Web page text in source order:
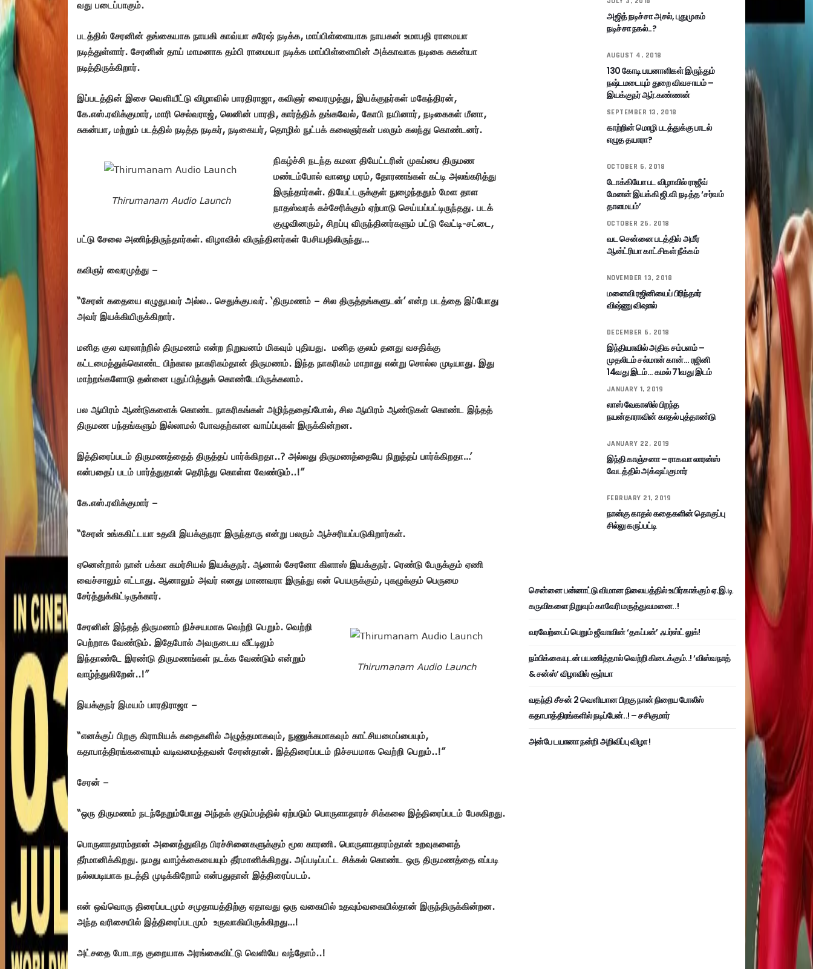
வது படைப்பாகும்.
படத்தில் சேரனின் தங்கையாக நாயகி காவ்யா சுரேஷ் நடிக்க, மாப்பிள்ளையாக நாயகன் உமாபதி ராமையா
நடித்துள்ளார். சேரனின் தாய் மாமனாக தம்பி ராமையா நடிக்க மாப்பிள்ளையின் அக்காவாக நடிகை சுகன்யா
நடித்திருக்கிறார்.
இப்படத்தின் இசை வெளியீட்டு விழாவில் பாரதிராஜா, கவிஞர் வைரமுத்து, இயக்குநர்கள் மகேந்திரன்,
கே.எஸ்.ரவிக்குமார், மாரி செல்வராஜ், லெனின் பாரதி, கார்த்திக் தங்கவேல், கோபி நயினார், நடிகைகள் மீனா,
சுகன்யா, மற்றும் படத்தில் நடித்த நடிகர், நடிகையர், தொழில் நுட்பக் கலைஞர்கள் பலரும் கலந்து கொண்டனர்.
Thirumanam Audio Launch
நிகழ்ச்சி நடந்த கமலா தியேட்டரின் முகப்பை திருமண
மண்டம்போல் வாழை மரம், தோரணங்கள் கட்டி அலங்கரித்து
இருந்தார்கள். தியேட்டருக்குள் நுழைந்ததும் மேள தாள
நாதஸ்வரக் கச்சேரிக்கும் ஏற்பாடு செய்யப்பட்டிருந்தது. படக்
குழுவினரும், சிறப்பு விருந்தினர்களும் பட்டு வேட்டி-சட்டை,
பட்டு சேலை அணிந்திருந்தார்கள். விழாவில் விருந்தினர்கள் பேசியதிலிருந்து…
கவிஞர் வைரமுத்து –
“சேரன் கதையை எழுதுபவர் அல்ல.. செதுக்குபவர். ‘திருமணம் – சில திருத்தங்களுடன்’ என்ற படத்தை இப்போது
அவர் இயக்கியிருக்கிறார்.
மனித குல வரலாற்றில் திருமணம் என்ற நிறுவனம் மிகவும் புதியது. மனித குலம் தனது வசதிக்கு
கட்டமைத்துக்கொண்ட பிற்கால நாகரிகம்தான் திருமணம். இந்த நாகரிகம் மாறாது என்று சொல்ல முடியாது. இது
மாற்றங்களோடு தன்னை புதுப்பித்துக் கொண்டேயிருக்கலாம்.
பல ஆயிரம் ஆண்டுகளைக் கொண்ட நாகரிகங்கள் அழிந்ததைப்போல், சில ஆயிரம் ஆண்டுகள் கொண்ட இந்தத்
திருமண பந்தங்களும் இல்லாமல் போவதற்கான வாய்ப்புகள் இருக்கின்றன.
இத்திரைப்படம் திருமணத்தைத் திருத்தப் பார்க்கிறதா..? அல்லது திருமணத்தையே நிறுத்தப் பார்க்கிறதா…’
என்பதைப் படம் பார்த்துதான் தெரிந்து கொள்ள வேண்டும்..!”
கே.எஸ்.ரவிக்குமார் –
“சேரன் உங்ககிட்டயா உதவி இயக்குநரா இருந்தாரு என்று பலரும் ஆச்சரியப்படுகிறார்கள்.
ஏனென்றால் நான் பக்கா கமர்சியல் இயக்குநர். ஆனால் சேரனோ கிளாஸ் இயக்குநர். ரெண்டு பேருக்கும் ஏணி
வைச்சாலும் எட்டாது. ஆனாலும் அவர் எனது மாணவரா இருந்து என் பெயருக்கும், புகழுக்கும் பெருமை
சேர்த்துக்கிட்டிருக்கார்.
Thirumanam Audio Launch
சேரனின் இந்தத் திருமணம் நிச்சயமாக வெற்றி பெறும். வெற்றி
பெற்றாக வேண்டும். இதேபோல் அவருடைய வீட்டிலும்
இந்தாண்டே இரண்டு திருமணங்கள் நடக்க வேண்டும் என்றும்
வாழ்த்துகிறேன்..!”
இயக்குநர் இமயம் பாரதிராஜா –
“எனக்குப் பிறகு கிராமியக் கதைகளில் அழுத்தமாகவும், நுணுக்கமாகவும் காட்சியமைப்பையும்,
கதாபாத்திரங்களையும் வடிவமைத்தவன் சேரன்தான். இத்திரைப்படம் நிச்சயமாக வெற்றி பெறும்..!”
சேரன் –
“ஒரு திருமணம் நடந்தேறும்போது அந்தக் குடும்பத்தில் ஏற்படும் பொருளாதாரச் சிக்கலை இத்திரைப்படம் பேசுகிறது.
பொருளாதாரம்தான் அனைத்துவித பிரச்சினைகளுக்கும் மூல காரணி. பொருளாதாரம்தான் உறவுகளைத்
தீர்மானிக்கிறது. நமது வாழ்க்கையையும் தீர்மானிக்கிறது. அப்படிப்பட்ட சிக்கல் கொண்ட ஒரு திருமணத்தை எப்படி
நல்லபடியாக நடத்தி முடிக்கிறோம் என்பதுதான் இத்திரைப்படம்.
என் ஒவ்வொரு திரைப்படமும் சமுதாயத்திற்கு ஏதாவது ஒரு வகையில் உதவும்வகையில்தான் இருந்திருக்கின்றன.
அந்த வரிசையில் இத்திரைப்படமும் உருவாகியிருக்கிறது…!
அட்சதை போடாத குறையாக அரங்கைவிட்டு வெளியே வந்தோம்..!
அஜித் நடிச்சா அசல், புதுமுகம்
நடிச்சா நகல்..?
AUGUST 4, 2018
130 கோடி பயனாளிகள் இருந்தும்
நஷ்டமடையும் துறை விவசாயம் –
இயக்குநர் ஆர்.கண்ணன்
SEPTEMBER 13, 2018
காற்றின் மொழி படத்துக்கு பாடல்
எழுத தயாரா?
OCTOBER 6, 2018
டோக்கியோ பட விழாவில் ராஜீவ்
மேனன் இயக்கி ஜி.வி நடித்த ‘சர்வம்
தாளமயம்’
OCTOBER 26, 2018
வட சென்னை படத்தில் அமீர்
ஆன்ட்ரியா காட்சிகள் நீக்கம்
NOVEMBER 13, 2018
மனைவி ரஜினியைப் பிரிந்தார்
விஷ்ணு விஷால்
DECEMBER 6, 2018
இந்தியாவில் அதிக சம்பளம் –
முதலிடம் சல்மான் கான்… ரஜினி
14வது இடம்… கமல் 71வது இடம்
JANUARY 1, 2019
லாஸ் வேகாஸில் பிறந்த
நயன்தாராவின் காதல் புத்தாண்டு
JANUARY 22, 2019
இந்தி காஞ்சனா – ராகவா லாரன்ஸ்
வேடத்தில் அக்‌ஷய்குமார்
FEBRUARY 21, 2019
நான்கு காதல் கதைகளின் தொகுப்பு
சில்லு கருப்பட்டி
சென்னை பன்னாட்டு விமான நிலையத்தில் உயிர்காக்கும் ஏ.இ.டி
கருவிகளை நிறுவும் காவேரி மருத்துவமனை..!
வரவேற்பைப் பெறும் ஜீவாவின் ‘தகப்பன்’ ஃபர்ஸ்ட் லுக்!
நம்பிக்கையுடன் பயணித்தால் வெற்றி கிடைக்கும்..! ‘விஸ்வநாத்
& சன்ஸ்’ விழாவில் சூர்யா
வதந்தி சீசன் 2 வெளியான பிறகு நான் நிறைய போலீஸ்
கதாபாத்திரங்களில் நடிப்பேன்..! – சசிகுமார்
அன்பே டயானா நன்றி அறிவிப்பு விழா !